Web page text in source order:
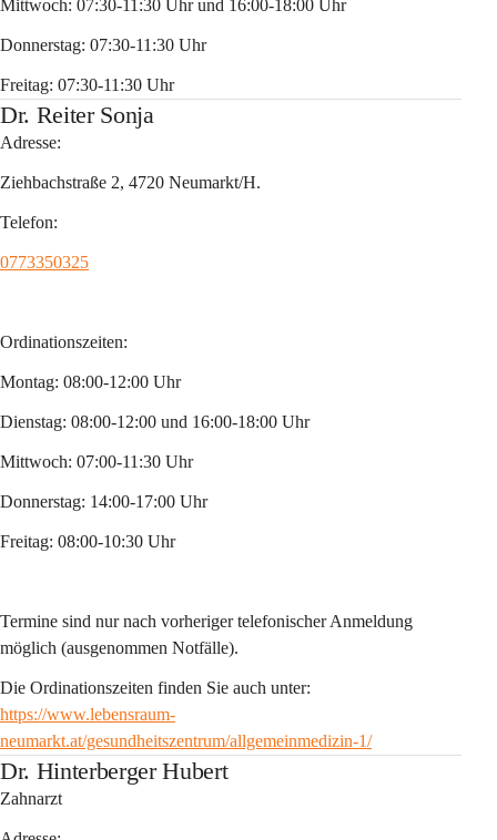
Mittwoch: 07:30-11:30 Uhr und 16:00-18:00 Uhr
Donnerstag: 07:30-11:30 Uhr
Freitag: 07:30-11:30 Uhr
Dr. Reiter Sonja
Adresse:
Ziehbachstraße 2, 4720 Neumarkt/H.
Telefon:
0773350325
Ordinationszeiten:
Montag: 08:00-12:00 Uhr
Dienstag: 08:00-12:00 und 16:00-18:00 Uhr
Mittwoch: 07:00-11:30 Uhr
Donnerstag: 14:00-17:00 Uhr
Freitag: 08:00-10:30 Uhr
Termine sind nur nach vorheriger telefonischer Anmeldung
möglich (ausgenommen Notfälle).
Die Ordinationszeiten finden Sie auch unter:
https://www.lebensraum-
neumarkt.at/gesundheitszentrum/allgemeinmedizin-1/
Dr. Hinterberger Hubert
Zahnarzt